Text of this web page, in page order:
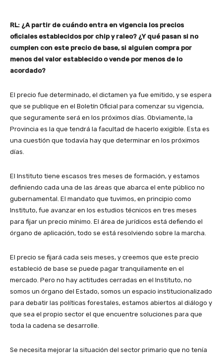
RL: ¿A partir de cuándo entra en vigencia los precios
oficiales establecidos por chip y raleo? ¿Y qué pasan si no
cumplen con este precio de base, si alguien compra por
menos del valor establecido o vende por menos de lo
acordado?
El precio fue determinado, el dictamen ya fue emitido, y se espera
que se publique en el Boletín Oficial para comenzar su vigencia,
que seguramente será en los próximos días. Obviamente, la
Provincia es la que tendrá la facultad de hacerlo exigible. Esta es
una cuestión que todavía hay que determinar en los próximos
días.
El Instituto tiene escasos tres meses de formación, y estamos
definiendo cada una de las áreas que abarca el ente público no
gubernamental. El mandato que tuvimos, en principio como
Instituto, fue avanzar en los estudios técnicos en tres meses
para fijar un precio mínimo. El área de jurídicos está defiendo el
órgano de aplicación, todo se está resolviendo sobre la marcha.
El precio se fijará cada seis meses, y creemos que este precio
estableció de base se puede pagar tranquilamente en el
mercado. Pero no hay actitudes cerradas en el Instituto, no
somos un órgano del Estado, somos un espacio institucionalizado
para debatir las políticas forestales, estamos abiertos al diálogo y
que sea el propio sector el que encuentre soluciones para que
toda la cadena se desarrolle.
Se necesita mejorar la situación del sector primario que no tenía